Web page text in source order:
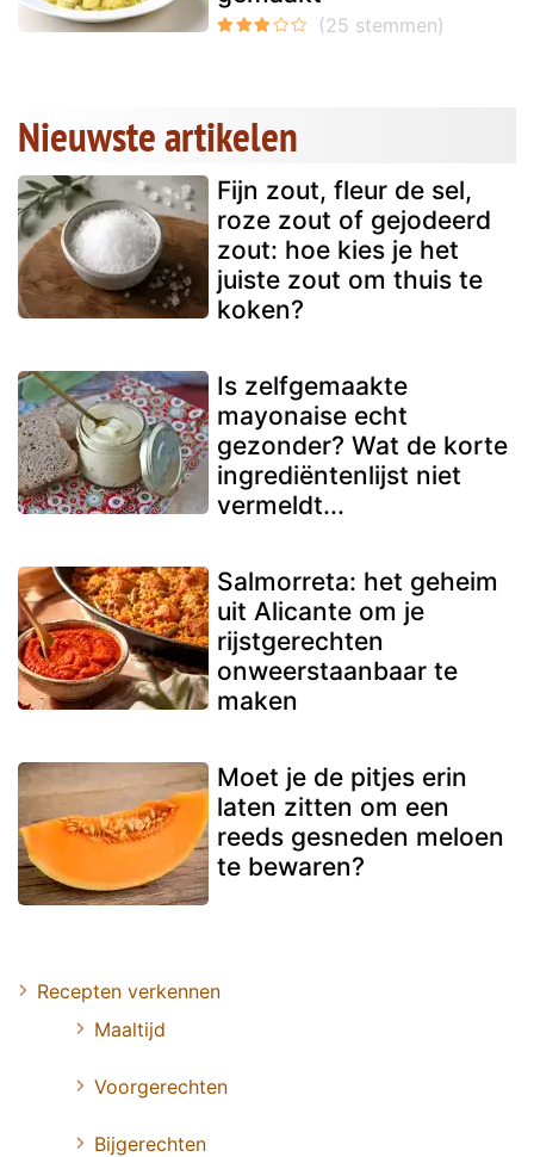
Nieuwste artikelen
Fijn zout, fleur de sel,
roze zout of gejodeerd
zout: hoe kies je het
juiste zout om thuis te
koken?
Is zelfgemaakte
mayonaise echt
gezonder? Wat de korte
ingrediëntenlijst niet
vermeldt...
Salmorreta: het geheim
uit Alicante om je
rijstgerechten
onweerstaanbaar te
maken
Moet je de pitjes erin
laten zitten om een
reeds gesneden meloen
te bewaren?
Recepten verkennen
Maaltijd
Voorgerechten
Bijgerechten